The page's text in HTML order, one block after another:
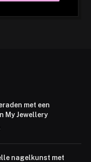
met een
My Jewellery
nagelkunst met